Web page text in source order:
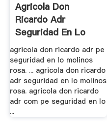
Agricola Don
Ricardo Adr
Seguridad En Lo
Molinos .
agricola don ricardo adr pe
seguridad en lo molinos
rosa. ... agricola don ricardo
adr seguridad en lo molinos
rosa. agricola don ricardo
adr com pe seguridad en lo
...